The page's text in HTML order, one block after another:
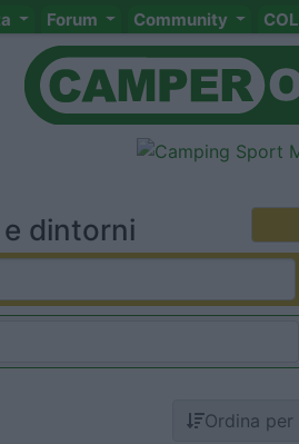
Forum Community COL
dintorni
Ordina per